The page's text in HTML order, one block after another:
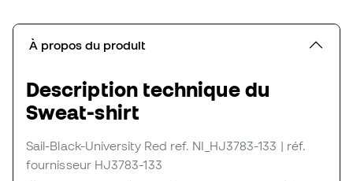
À propos du produit
Description technique du
Sweat-shirt
Sail-Black-University Red ref. NI_HJ3783-133 | réf.
fournisseur HJ3783-133